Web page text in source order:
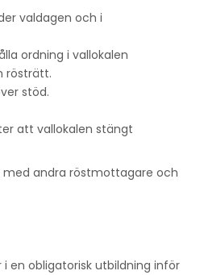
valdagen och i
ordning i vallokalen
rösträtt.
stöd.
att vallokalen stängt
andra röstmottagare och
en obligatorisk utbildning inför